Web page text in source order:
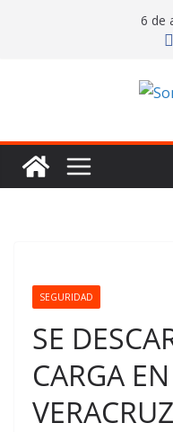
6 de
SEGURIDAD
SE
CARGA
VERACRUZ